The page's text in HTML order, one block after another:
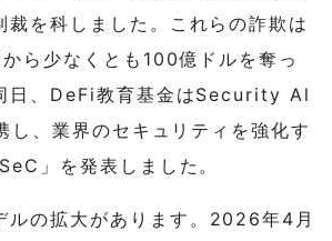
を科しました。これらの詐欺は
ら少なくとも100億ドルを奪っ
日、DeFi教育基金はSecurity Al
、業界のセキュリティを強化す
」を発表しました。
ルの拡大があります。2026年4月